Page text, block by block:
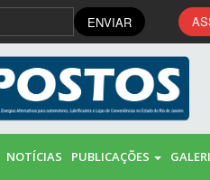
ENVIAR
NOTÍCIAS PUBLICAÇÕES